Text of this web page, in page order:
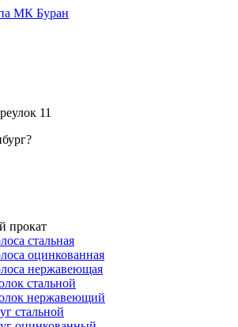
11
?
прокат
стальная
оцинкованная
нержавеющая
стальной
нержавеющий
стальной